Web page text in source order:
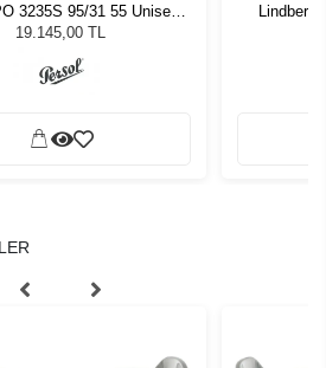
3235S 95/31 55 Unisex
Güneş Gözlüğü
19.145,00 TL
Lindberg